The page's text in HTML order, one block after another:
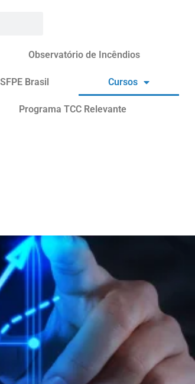
Observatório de Incêndios
Brasil Cursos
Programa TCC Relevante